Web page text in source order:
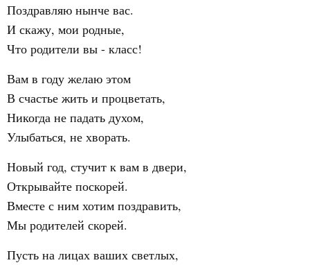
Поздравляю нынче вас.
И скажу, мои родные,
Что родители вы - класс!
Вам в году желаю этом
В счастье жить и процветать,
Никогда не падать духом,
Улыбаться, не хворать.
Новый год, стучит к вам в двери,
Открывайте поскорей.
Вместе с ним хотим поздравить,
Мы родителей скорей.
Пусть на лицах ваших светлых,